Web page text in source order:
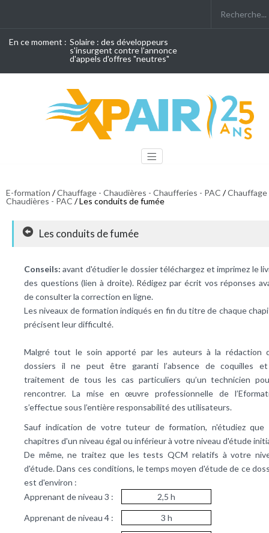
En ce moment : Solaire : des développeurs
s'insurgent contre l'annonce
d'appels d'offres "neutres"
E-formation /Chauffage - Chaudières - Chaufferies - PAC /Chauffage
Chaudières - PAC / Les conduits de fumée
Les conduits de fumée
Conseils:avant d'étudier le dossier téléchargez et imprimez le
des questions (lien à droite). Rédigez par écrit vos réponses
de consulter la correction en ligne.
Les niveaux de formation indiqués en fin du titre de chaque
précisent leur difficulté.
Malgré tout le soin apporté par les auteurs à la rédaction
dossiers il ne peut être garanti l’absence de coquilles
traitement de tous les cas particuliers qu’un technicien
rencontrer. La mise en œuvre professionnelle de
s’effectue sous l’entière responsabilité des utilisateurs.
Sauf indication de votre tuteur de formation, n'étudiez que
chapitres d'un niveau égal ou inférieur à votre niveau d'étude
De même, ne traitez que les tests QCM relatifs à votre
d'étude. Dans ces conditions, le temps moyen d'étude de ce
est d'environ :
Apprenant de niveau 3 :
2,5 h
Apprenant de niveau 4 : 3 h